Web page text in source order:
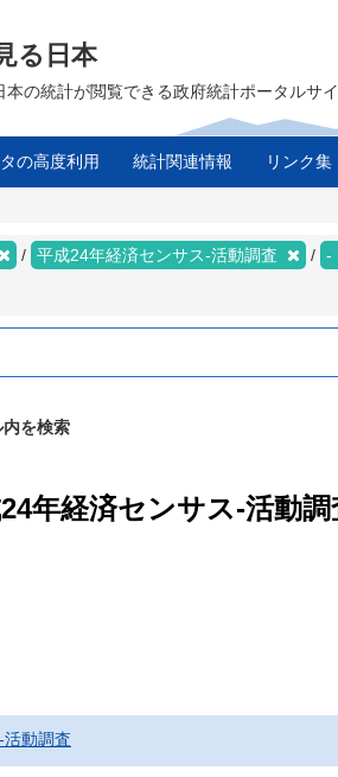
る日本
本の統計が閲覧できる政府統計ポータルサ
の高度利用 統計関連情報 リンク集
平成24年経済センサス‐活動調査 -
を検索
年経済センサス‐活動
活動調査